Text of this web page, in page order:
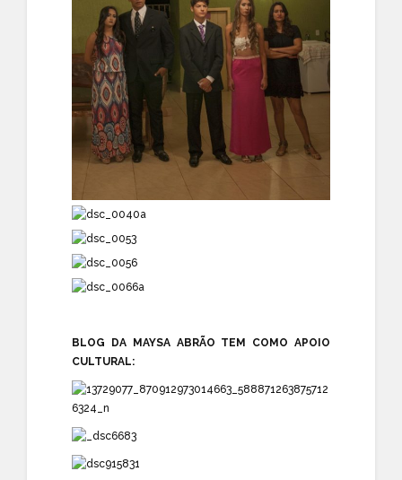
BLOG DA MAYSA ABRÃO TEM COMO APOIO
CULTURAL: